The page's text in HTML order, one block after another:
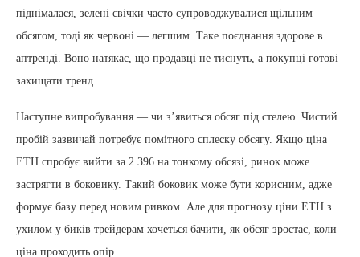
піднімалася, зелені свічки часто супроводжувалися щільним
обсягом, тоді як червоні — легшим. Таке поєднання здорове в
аптренді. Воно натякає, що продавці не тиснуть, а покупці готові
захищати тренд.
Наступне випробування — чи з’явиться обсяг під стелею. Чистий
пробій зазвичай потребує помітного сплеску обсягу. Якщо ціна
ETH спробує вийти за 2 396 на тонкому обсязі, ринок може
застрягти в боковику. Такий боковик може бути корисним, адже
формує базу перед новим ривком. Але для прогнозу ціни ETH з
ухилом у биків трейдерам хочеться бачити, як обсяг зростає, коли
ціна проходить опір.